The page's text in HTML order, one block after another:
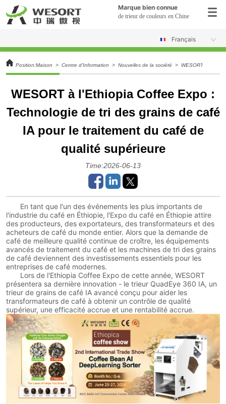
Marque bien connue
de trieur de couleurs en Chine
Français
Position:Maison > Centre d'Information > Nouvelles de la société > WESORT à
WESORT à l'Ethiopia Coffee Expo :
Technologie de tri des grains de café
IA pour le traitement du café de
qualité supérieure
Time:2026-06-13
En tant que l'un des événements les plus importants de
l'industrie du café en Éthiopie, l'Expo du café en Éthiopie attire
des producteurs, des exportateurs, des transformateurs et des
acheteurs de café du monde entier. Alors que la demande de
café de meilleure qualité continue de croître, les équipements
avancés de traitement du café et les machines de tri des grains
de café deviennent des investissements essentiels pour les
entreprises de café modernes.
Lors de l'Ethiopia Coffee Expo de cette année, WESORT
présentera sa dernière innovation - le trieur QuadEye 360 IA, un
trieur de grains de café IA avancé conçu pour aider les
transformateurs de café à obtenir un contrôle de qualité
supérieur, une efficacité accrue et une rentabilité accrue.